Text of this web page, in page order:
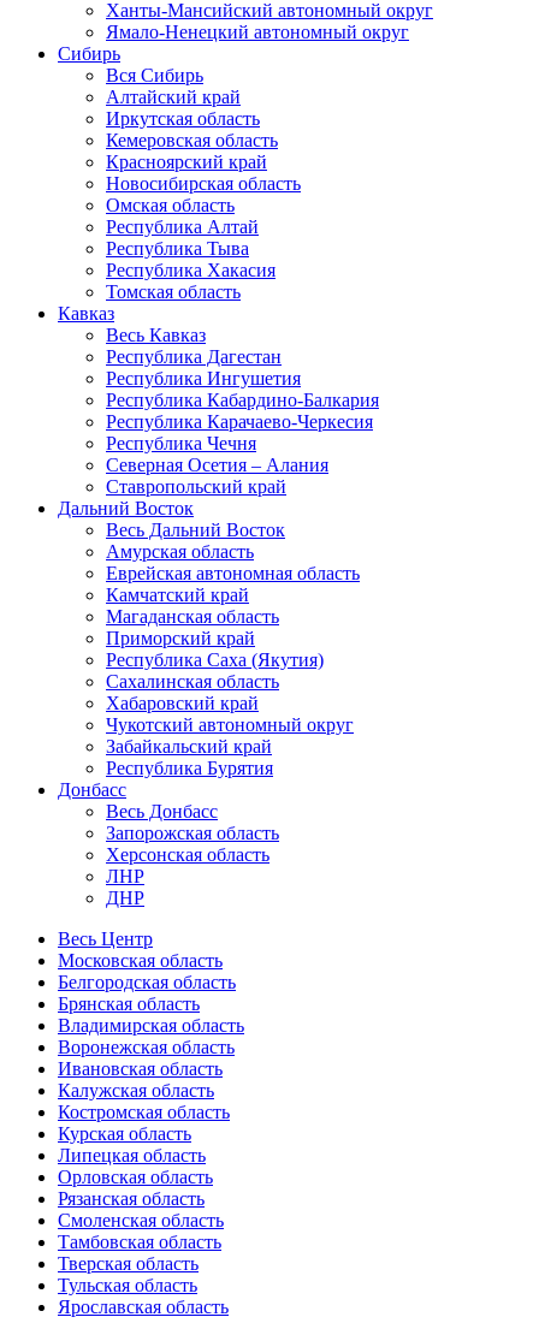
Ханты-Мансийский автономный округ
Ямало-Ненецкий автономный округ
Сибирь
Вся Сибирь
Алтайский край
Иркутская область
Кемеровская область
Красноярский край
Новосибирская область
Омская область
Республика Алтай
Республика Тыва
Республика Хакасия
Томская область
Кавказ
Весь Кавказ
Республика Дагестан
Республика Ингушетия
Республика Кабардино-Балкария
Республика Карачаево-Черкесия
Республика Чечня
Северная Осетия – Алания
Ставропольский край
Дальний Восток
Весь Дальний Восток
Амурская область
Еврейская автономная область
Камчатский край
Магаданская область
Приморский край
Республика Саха (Якутия)
Сахалинская область
Хабаровский край
Чукотский автономный округ
Забайкальский край
Республика Бурятия
Донбасс
Весь Донбасс
Запорожская область
Херсонская область
ЛНР
ДНР
Весь Центр
Московская область
Белгородская область
Брянская область
Владимирская область
Воронежская область
Ивановская область
Калужская область
Костромская область
Курская область
Липецкая область
Орловская область
Рязанская область
Смоленская область
Тамбовская область
Тверская область
Тульская область
Ярославская область